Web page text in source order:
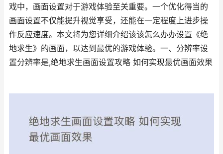
戏中，画面设置对于游戏体验至关重要。一个优化得当的
画面设置不仅能提升视觉享受，还能在一定程度上进步操
作反应速度。本文将为您详细介绍该该怎么办办设置《绝
地求生》的画面，以达到最优的游戏体验。一、分辨率设
置分辨率是,绝地求生画面设置攻略 如何实现最优画面效果